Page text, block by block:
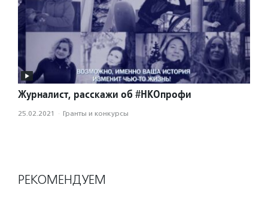
Журналист, расскажи об #НКОпрофи
25.02.2021 · Гранты и конкурсы
РЕКОМЕНДУЕМ